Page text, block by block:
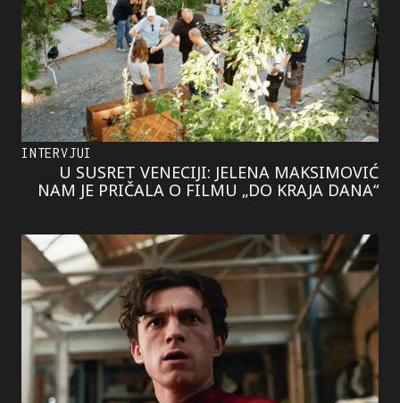
INTERVJUI
U SUSRET VENECIJI: JELENA MAKSIMOVIĆ
NAM JE PRIČALA O FILMU „DO KRAJA DANA“